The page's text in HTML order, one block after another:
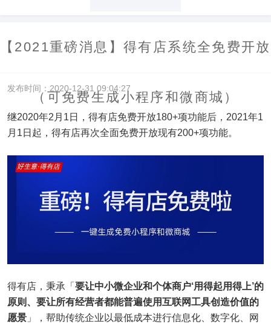
【2021重磅消息】得有店系统全免费开放
（可免费生成小程序和微商城）
发布时间：2020-12-31 09:04:27
继2020年2月1日，得有店免费开放180+项功能后，2021年1
月1日起，得有店再次全面免费开放现有200+项功能。
得有店，秉承「 要让中小微企业和个体商户‘用得起用得上’的
原则、要让所有经营者都能普遍使用互联网工具创造价值的
愿景」，帮助传统企业以最低成本进行信息化、数字化、网